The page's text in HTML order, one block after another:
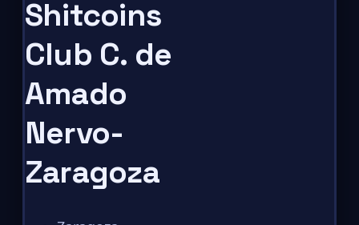
Shitcoins
Club C. de
Amado
Nervo-
Zaragoza